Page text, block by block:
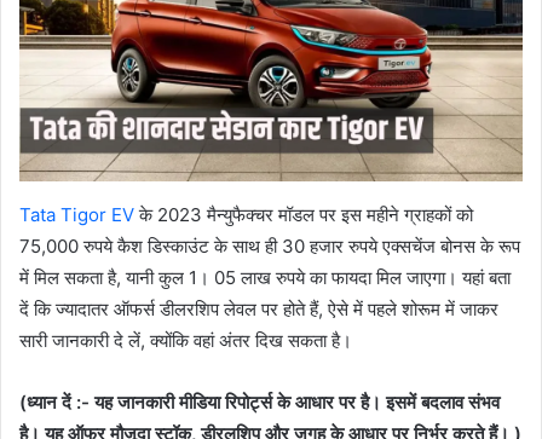
Tata Tigor EVके 2023 मैन्युफैक्चर मॉडल पर इस महीने ग्राहकों को
75,000 रुपये कैश डिस्काउंट के साथ ही 30 हजार रुपये एक्सचेंज बोनस के रूप
में मिल सकता है, यानी कुल 1। 05 लाख रुपये का फायदा मिल जाएगा। यहां बता
दें कि ज्यादातर ऑफर्स डीलरशिप लेवल पर होते हैं, ऐसे में पहले शोरूम में जाकर
सारी जानकारी दे लें, क्योंकि वहां अंतर दिख सकता है।
(ध्यान दें :- यह जानकारी मीडिया रिपोर्ट्स के आधार पर है। इसमें बदलाव संभव
है। यह ऑफर मौजूदा स्टॉक, डीरलशिप और जगह के आधार पर निर्भर करते हैं। )